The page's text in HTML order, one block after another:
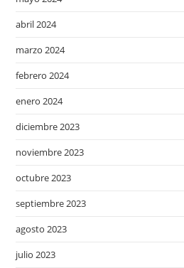
abril 2024
marzo 2024
febrero 2024
enero 2024
diciembre 2023
noviembre 2023
octubre 2023
septiembre 2023
agosto 2023
julio 2023